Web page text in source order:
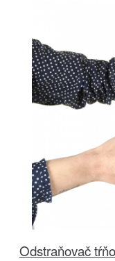
Odstraňovač